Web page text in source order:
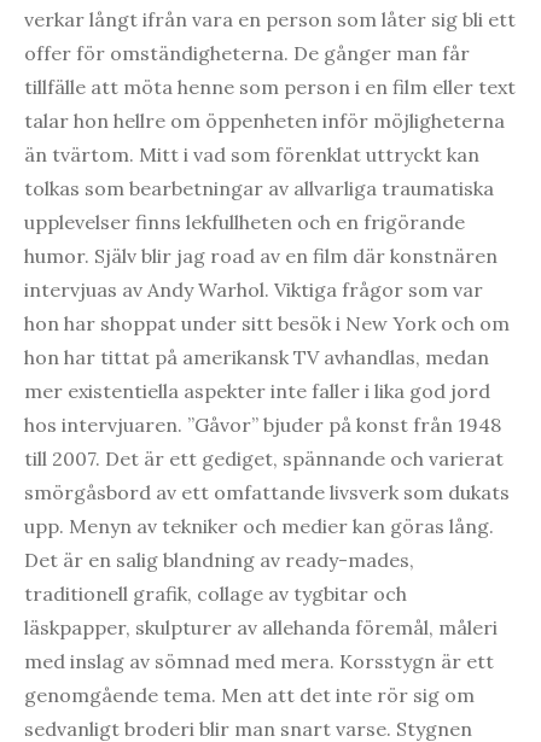
verkar långt ifrån vara en person som låter sig bli ett
offer för omständigheterna. De gånger man får
tillfälle att möta henne som person i en film eller text
talar hon hellre om öppenheten inför möjligheterna
än tvärtom. Mitt i vad som förenklat uttryckt kan
tolkas som bearbetningar av allvarliga traumatiska
upplevelser finns lekfullheten och en frigörande
humor. Själv blir jag road av en film där konstnären
intervjuas av Andy Warhol. Viktiga frågor som var
hon har shoppat under sitt besök i New York och om
hon har tittat på amerikansk TV avhandlas, medan
mer existentiella aspekter inte faller i lika god jord
hos intervjuaren. ”Gåvor” bjuder på konst från 1948
till 2007. Det är ett gediget, spännande och varierat
smörgåsbord av ett omfattande livsverk som dukats
upp. Menyn av tekniker och medier kan göras lång.
Det är en salig blandning av ready-mades,
traditionell grafik, collage av tygbitar och
läskpapper, skulpturer av allehanda föremål, måleri
med inslag av sömnad med mera. Korsstygn är ett
genomgående tema. Men att det inte rör sig om
sedvanligt broderi blir man snart varse. Stygnen